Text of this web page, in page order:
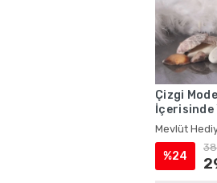
Çizgi
İçerisinde
Mevlüt
Mevlüt
%24